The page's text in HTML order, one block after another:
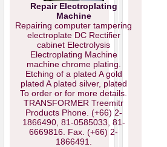
Repair Electroplating
Machine
Repairing computer tampering
electroplate DC Rectifier
cabinet Electrolysis
Electroplating Machine
machine chrome plating.
Etching of a plated A gold
plated A plated silver, plated
To order or for more details.
TRANSFORMER Treemitr
Products Phone. (+66) 2-
1866490, 81-0585033, 81-
6669816. Fax. (+66) 2-
1866491.